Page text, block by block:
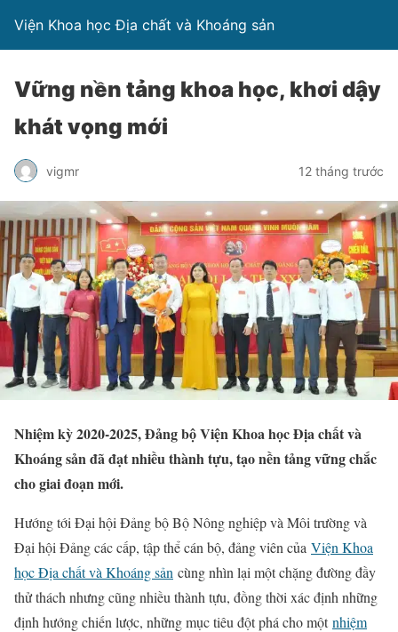
Viện Khoa học Địa chất và Khoáng sản
Vững nền tảng khoa học, khơi dậy
khát vọng mới
vigmr 12 tháng trước
Nhiệm kỳ 2020-2025, Đảng bộ Viện Khoa học Địa chất và
Khoáng sản đã đạt nhiều thành tựu, tạo nền tảng vững chắc
cho giai đoạn mới.
Hướng tới Đại hội Đảng bộ Bộ Nông nghiệp và Môi trường và
Đại hội Đảng các cấp, tập thể cán bộ, đảng viên của Viện Khoa
học Địa chất và Khoáng sản cùng nhìn lại một chặng đường đầy
thử thách nhưng cũng nhiều thành tựu, đồng thời xác định những
định hướng chiến lược, những mục tiêu đột phá cho mộtnhiệm